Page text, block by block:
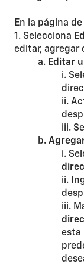
En la página
1. Selecciona
editar, agregar
a. Editar
i.
ii.
iii.
b.
i.
ii.
iii.
esta